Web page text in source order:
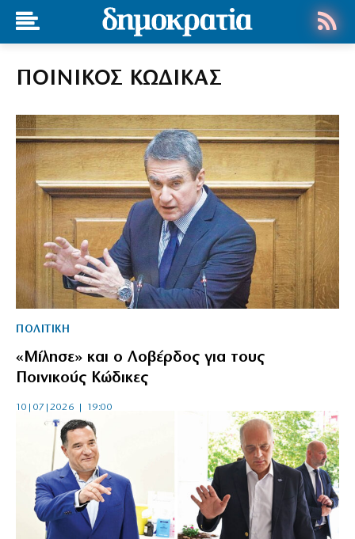
ΠΟΙΝΙΚΟΣ ΚΩΔΙΚΑΣ
ΠΟΛΙΤΙΚΗ
«Μίλησε» και ο Λοβέρδος για τους
Ποινικούς Κώδικες
10|07|2026 | 19:00